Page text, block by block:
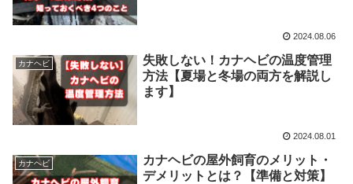
2024.08.06
カナヘビ
失敗しない！カナヘビの温度管理
方法【夏場と冬場の両方を解説し
ます】
2024.08.01
カナヘビ
カナヘビの屋外飼育のメリット・
デメリットとは？【準備と対策】